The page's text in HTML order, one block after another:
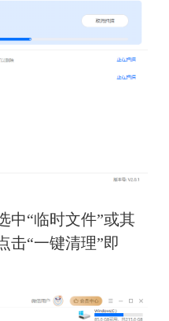
中“临时文件”或其
击“一键清理”即